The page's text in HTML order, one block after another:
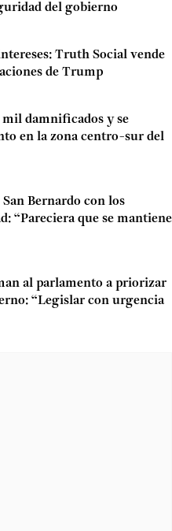
del gobierno
Truth Social vende
de Trump
mil damnificados y se
en la zona centro-sur del
Bernardo con los
“Pareciera que se mantiene
al parlamento a priorizar
“Legislar con urgencia